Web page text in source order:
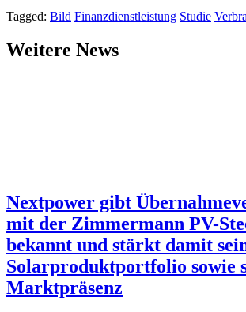
Tagged: Bild Finanzdienstleistung Studie
Weitere News
Nextpower gibt
mit der Zimmermann PV-
bekannt und stärkt damit
Solarproduktportfolio sowie
Marktpräsenz